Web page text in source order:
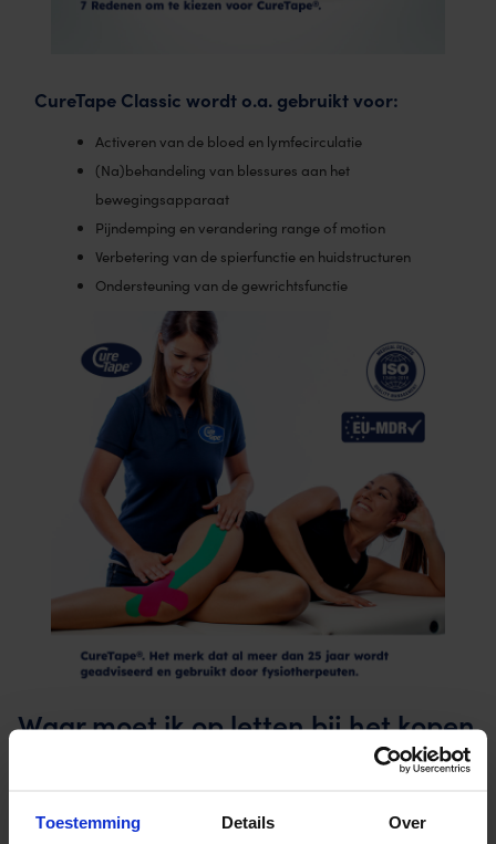
Toestemming Details Over
CureTape Classic wordt o.a. gebruikt voor:
Activeren van de bloed en lymfecirculatie
(Na)behandeling van blessures aan het
bewegingsapparaat
Pijndemping en verandering range of motion
Verbetering van de spierfunctie en huidstructuren
Ondersteuning van de gewrichtsfunctie
Waar moet ik op letten bij het kopen
kwaliteit, duurzaamheid en huidvriendelijke eigenschappen. Dit